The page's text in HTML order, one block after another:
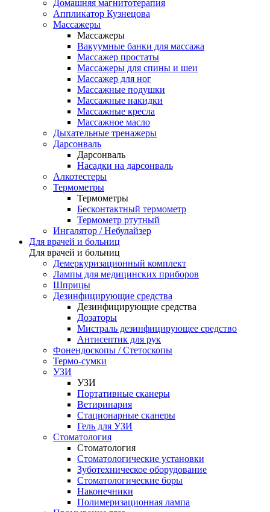
Домашняя магнитотерапия
Аппликатор Кузнецова
Массажеры
Массажеры
Вакуумные банки для массажа
Массажер простаты
Массажеры для спины и шеи
Массажер для ног
Массажные подушки
Массажные накидки
Массажные кресла
Массажное масло
Дыхательные тренажеры
Дарсонваль
Дарсонваль
Насадки на дарсонваль
Алкотестеры
Термометры
Термометры
Бесконтактный термометр
Термометр ртутный
Ингалятор / Небулайзер
Для врачей и больниц
Для врачей и больниц
Демеркуризационный комплект
Лампы для медицинских приборов
Шприцы
Дезинфицирующие средства
Дезинфицирующие средства
Дозаторы
Мистраль дезинфицирующее средство
Антисептик для рук
Фонендоскопы / Стетоскопы
Термо-сумки
УЗИ
УЗИ
Портативные сканеры
Ветиринария
Стационарные сканеры
Гель для УЗИ
Стоматология
Стоматология
Стоматологические установки
Зуботехническое оборудование
Стоматологические боры
Наконечники
Полимеризационная лампа